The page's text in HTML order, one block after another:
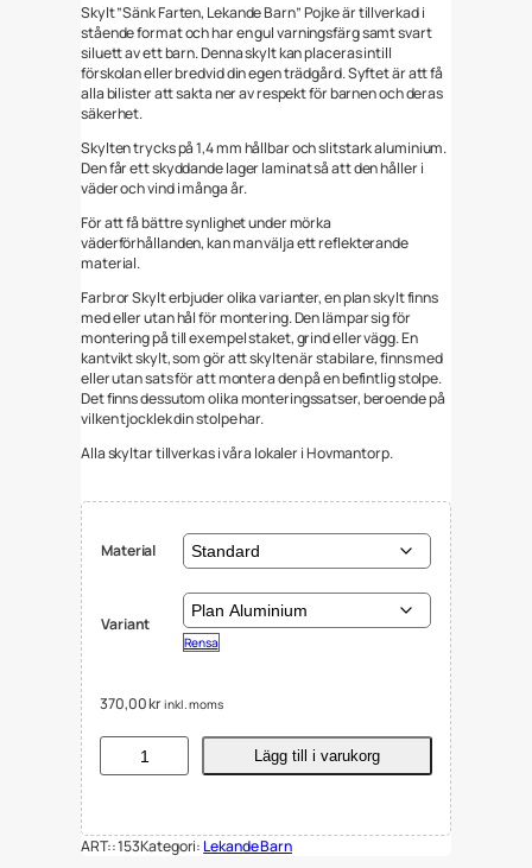
Skylt ”Sänk Farten, Lekande Barn” Pojke är tillverkad i
stående format och har en gul varningsfärg samt svart
siluett av ett barn. Denna skylt kan placeras intill
förskolan eller bredvid din egen trädgård. Syftet är att få
alla bilister att sakta ner av respekt för barnen och deras
säkerhet.
Skylten trycks på 1,4 mm hållbar och slitstark aluminium.
Den får ett skyddande lager laminat så att den håller i
väder och vind i många år.
För att få bättre synlighet under mörka
väderförhållanden, kan man välja ett reflekterande
material.
Farbror Skylt erbjuder olika varianter, en plan skylt finns
med eller utan hål för montering. Den lämpar sig för
montering på till exempel staket, grind eller vägg. En
kantvikt skylt, som gör att skylten är stabilare, finns med
eller utan sats för att montera den på en befintlig stolpe.
Det finns dessutom olika monteringssatser, beroende på
vilken tjocklek din stolpe har.
Alla skyltar tillverkas i våra lokaler i Hovmantorp.
Material
Variant
Rensa
370,00krinkl. moms
S
S
Lägg till i varukorg
ART::153Kategori: Lekande Barn